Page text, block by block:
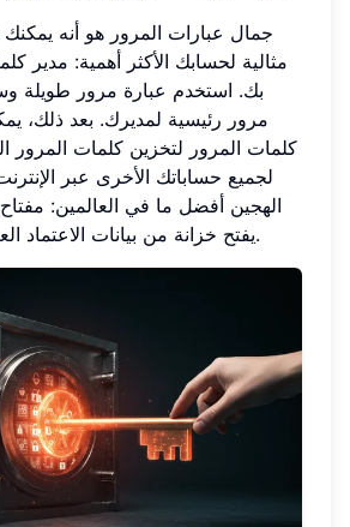
جمال عبارات المرور هو أنه يمكنك
مثالية لحسابك الأكثر أهمية: مدير
بك. استخدم عبارة مرور طويلة
مرور رئيسية لمديرك. بعد ذلك،
كلمات المرور لتخزين كلمات المرور
لجميع حساباتك الأخرى عبر
الهجين أفضل ما في العالمين:
يفتح خزانة من بيانات الاعتماد العصية على التخمين.